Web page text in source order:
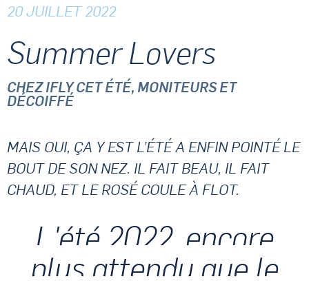
20 JUILLET 2022
Summer Lovers
CHEZ IFLY CET ÉTÉ, MONITEURS ET
DÉCOIFFÉ
MAIS OUI, ÇA Y EST L’ÉTÉ A ENFIN POINTÉ LE
BOUT DE SON NEZ. IL FAIT BEAU, IL FAIT
CHAUD, ET LE ROSÉ COULE À FLOT.
L'été 2022, encore
plus attendu que le